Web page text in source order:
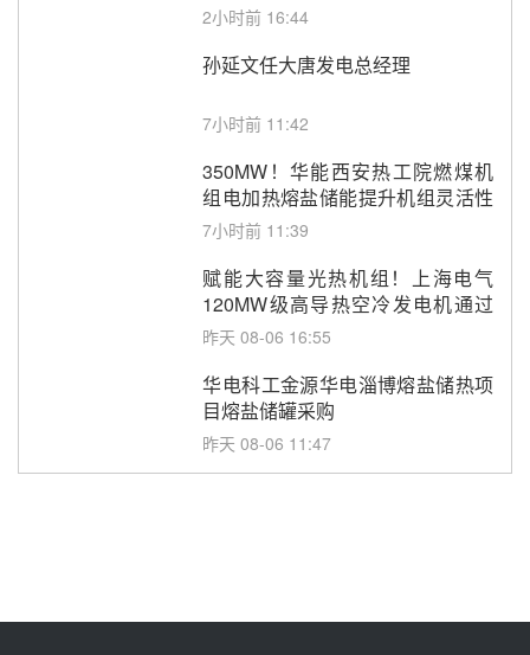
2小时前 16:44
孙延文任大唐发电总经理
7小时前 11:42
350MW！华能西安热工院燃煤机
组电加热熔盐储能提升机组灵活性
改造项目初步设计第三方评审服务
7小时前 11:39
赋能大容量光热机组！上海电气
120MW级高导热空冷发电机通过
型式试验
昨天 08-06 16:55
华电科工金源华电淄博熔盐储热项
目熔盐储罐采购
昨天 08-06 11:47
光热示范电站二列蒸汽发生器设备